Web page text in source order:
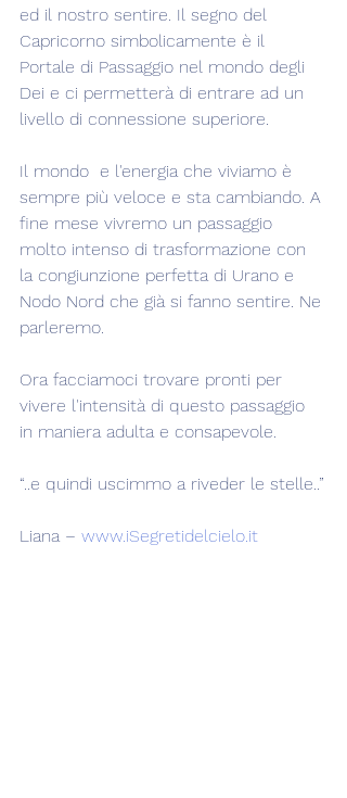
ed il nostro sentire. Il segno del
Capricorno simbolicamente è il
Portale di Passaggio nel mondo degli
Dei e ci permetterà di entrare ad un
livello di connessione superiore.
Il mondo  e l'energia che viviamo è
sempre più veloce e sta cambiando. A
fine mese vivremo un passaggio
molto intenso di trasformazione con
la congiunzione perfetta di Urano e
Nodo Nord che già si fanno sentire. Ne
parleremo.
Ora facciamoci trovare pronti per
vivere l'intensità di questo passaggio
in maniera adulta e consapevole.
“..e quindi uscimmo a riveder le stelle..”
Liana – www.iSegretidelcielo.it